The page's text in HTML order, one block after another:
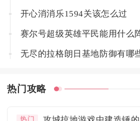
开心消消乐1594关该怎么过
赛尔号超级英雄平民能用什么
无尽的拉格朗日基地防御有哪
热门攻略
热门